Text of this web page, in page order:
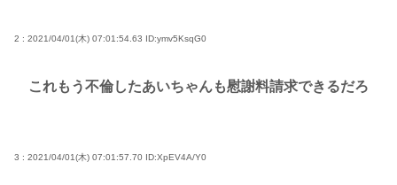
2 : 2021/04/01(木) 07:01:54.63 ID:ymv5KsqG0
これもう不倫したあいちゃんも慰謝料請求できるだろ
3 : 2021/04/01(木) 07:01:57.70 ID:XpEV4A/Y0